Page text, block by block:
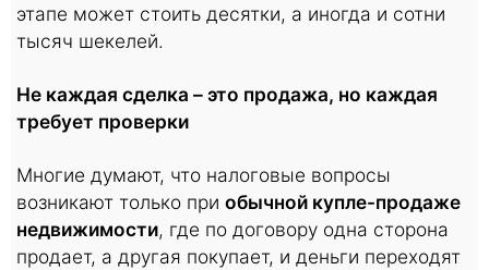
этапе может стоить десятки, а иногда и сотни
тысяч шекелей.
Не каждая сделка – это продажа, но каждая
требует проверки
Многие думают, что налоговые вопросы
возникают только при обычной купле-продаже
недвижимости, где по договору одна сторона
продает, а другая покупает, и деньги переходят